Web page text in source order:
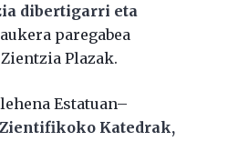
dibertigarri eta
paregabea
Plazak.
Estatuan–
Katedrak,